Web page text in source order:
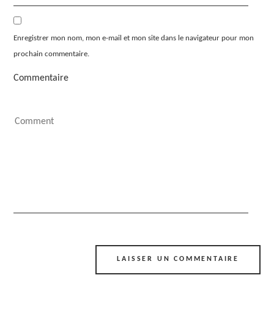
Enregistrer mon nom, mon e-mail et mon site dans le navigateur pour mon
prochain commentaire.
Commentaire